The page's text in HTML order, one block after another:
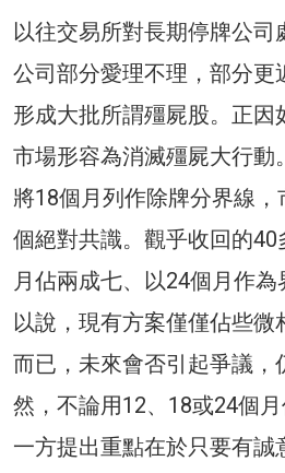
以往交易所對長期停牌公司
公司部分愛理不理，部分更
形成大批所謂殭屍股。正因
市場形容為消滅殭屍大行動
將18個月列作除牌分界線
個絕對共識。觀乎收回的
月佔兩成七、以24個月作
以說，現有方案僅僅佔些微
而已，未來會否引起爭議，
然，不論用12、18或24個
一方提出重點在於只要有誠